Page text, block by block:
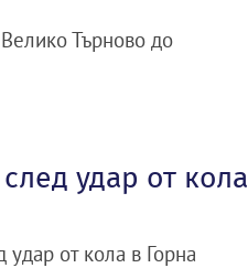
Търново до
удар от кола
от кола в Горна